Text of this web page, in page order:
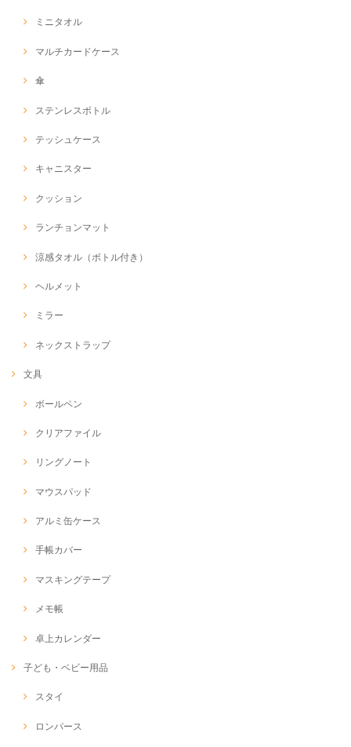
ミニタオル
マルチカードケース
傘
ステンレスボトル
テッシュケース
キャニスター
クッション
ランチョンマット
涼感タオル（ボトル付き）
ヘルメット
ミラー
ネックストラップ
文具
ボールペン
クリアファイル
リングノート
マウスパッド
アルミ缶ケース
手帳カバー
マスキングテープ
メモ帳
卓上カレンダー
子ども・ベビー用品
スタイ
ロンパース